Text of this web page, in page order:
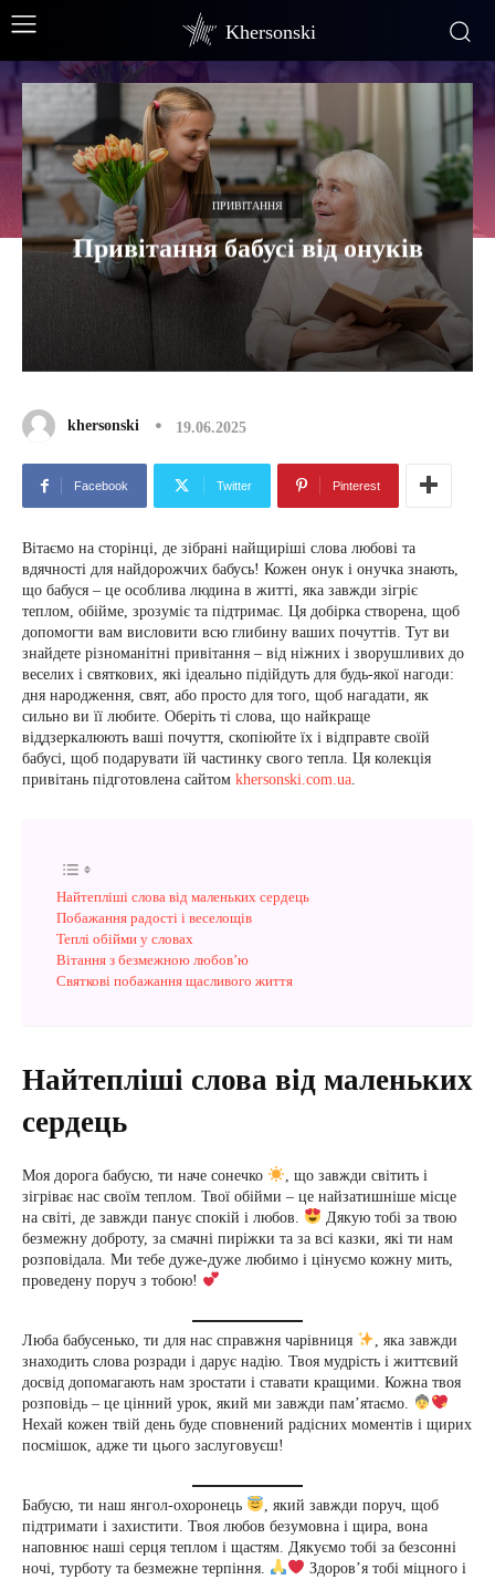
Khersonski
ПРИВІТАННЯ
Привітання бабусі від онуків
khersonski 19.06.2025
Facebook Twitter Pinterest
Вітаємо на сторінці, де зібрані найщиріші слова любові та
вдячності для найдорожчих бабусь! Кожен онук і онучка знають,
що бабуся – це особлива людина в житті, яка завжди зігріє
теплом, обійме, зрозуміє та підтримає. Ця добірка створена, щоб
допомогти вам висловити всю глибину ваших почуттів. Тут ви
знайдете різноманітні привітання – від ніжних і зворушливих до
веселих і святкових, які ідеально підійдуть для будь-якої нагоди:
дня народження, свят, або просто для того, щоб нагадати, як
сильно ви її любите. Оберіть ті слова, що найкраще
віддзеркалюють ваші почуття, скопіюйте їх і відправте своїй
бабусі, щоб подарувати їй частинку свого тепла. Ця колекція
привітань підготовлена сайтом khersonski.com.ua.
Найтепліші слова від маленьких сердець
Побажання радості і веселощів
Теплі обійми у словах
Вітання з безмежною любов’ю
Святкові побажання щасливого життя
Найтепліші слова від маленьких
сердець
Моя дорога бабусю, ти наче сонечко
, що завжди світить і
зігріває нас своїм теплом. Твої обійми – це найзатишніше місце
на світі, де завжди панує спокій і любов.
Дякую тобі за твою
безмежну доброту, за смачні пиріжки та за всі казки, які ти нам
розповідала. Ми тебе дуже-дуже любимо і цінуємо кожну мить,
проведену поруч з тобою!
Люба бабусенько, ти для нас справжня чарівниця
, яка завжди
знаходить слова розради і дарує надію. Твоя мудрість і життєвий
досвід допомагають нам зростати і ставати кращими. Кожна твоя
розповідь – це цінний урок, який ми завжди пам’ятаємо.
Нехай кожен твій день буде сповнений радісних моментів і щирих
посмішок, адже ти цього заслуговуєш!
Бабусю, ти наш янгол-охоронець
, який завжди поруч, щоб
підтримати і захистити. Твоя любов безумовна і щира, вона
наповнює наші серця теплом і щастям. Дякуємо тобі за безсонні
ночі, турботу та безмежне терпіння.
Здоров’я тобі міцного і